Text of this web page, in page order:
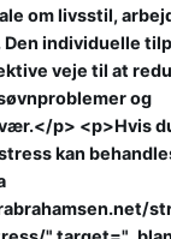
om livsstil,
individuelle
veje til at
og
p> <p>Hvis
kan